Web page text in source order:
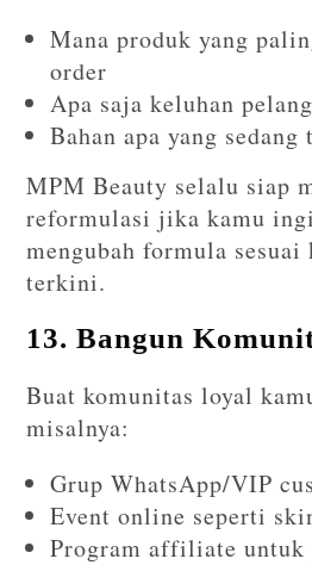
Mana produk yang
order
Apa saja keluhan
Bahan apa yang sedang
MPM Beauty selalu siap
reformulasi jika kamu
mengubah formula sesuai
terkini.
13. Bangun
Buat komunitas loyal
misalnya:
Grup WhatsApp/VIP
Event online seperti
Program affiliate untuk